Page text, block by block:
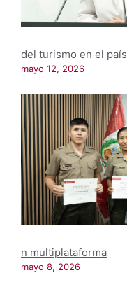
del turismo en el país
mayo 12, 2026
n multiplataforma
mayo 8, 2026